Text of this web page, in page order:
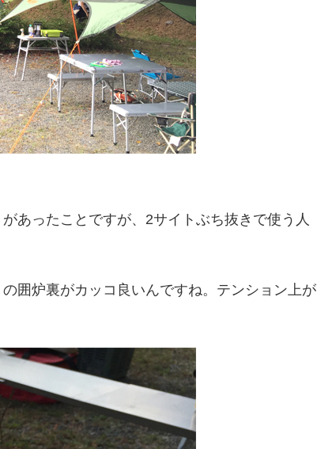
あったことですが、2サイトぶち抜きで使う人
囲炉裏がカッコ良いんですね。テンション上が